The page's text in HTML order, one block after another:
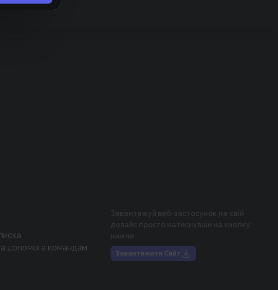
допомога командам
Завантажуй веб-застосунок на свій
девайс просто натиснувши на кнопку
нижче
Завантажити Сайт